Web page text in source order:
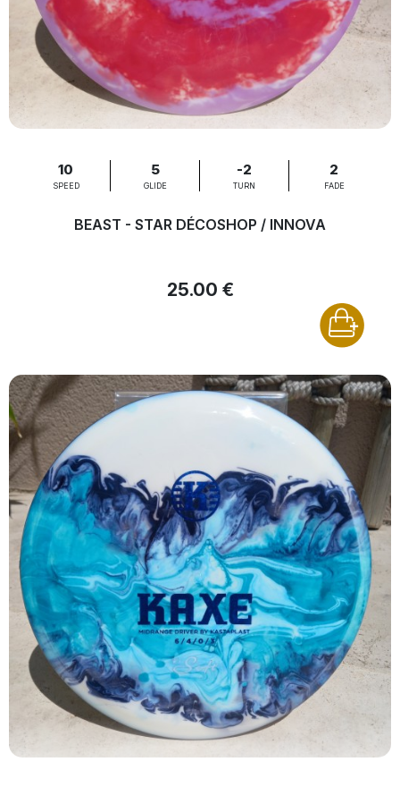
10
SPEED
5
GLIDE
-2
TURN
2
FADE
BEAST - STAR DÉCOSHOP / INNOVA
25.00 €